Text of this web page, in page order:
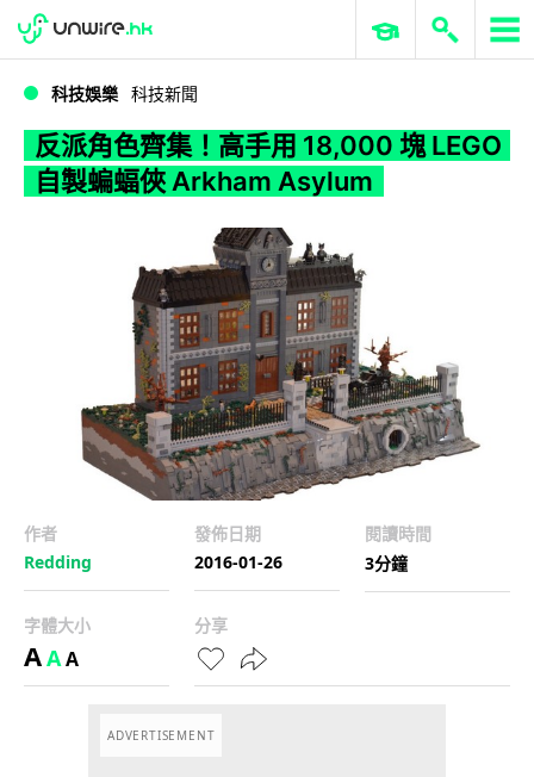
WWDC 2026 ERP 與商業 AI
科技娛樂 科技新聞
反派角色齊集！高手用 18,000 塊 LEGO
自製蝙蝠俠 Arkham Asylum
作者
Redding
發佈日期
2016-01-26
閱讀時間
3分鐘
字體大小
AAA
分享
ADVERTISEMENT